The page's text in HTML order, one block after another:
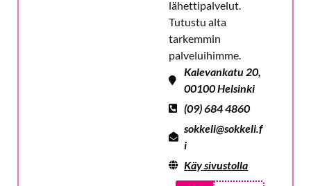
lähettipalvelut.
Tutustu alta
tarkemmin
palveluihimme.
Kalevankatu 20,
00100 Helsinki
(09) 684 4860
sokkeli@sokkeli.f
i
Käy sivustolla